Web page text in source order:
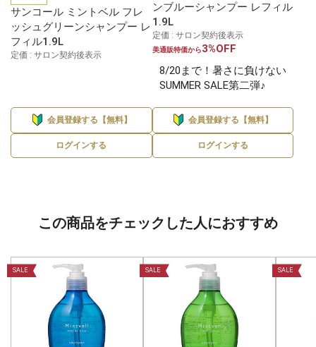
サンコール ミントベル フレ
ッシュグリーンシャンプー レ
フィル1.9L
定価 : サロン契約後表示
会員登録する【無料】
ログインする
ンブルーシャンプー レフィル
1.9L
定価 : サロン契約後表示
美通販特価から3%OFF
8/20まで！暑さに負けない
SUMMER SALE第二弾♪
会員登録する【無料】
ログインする
この商品をチェックした人におすすめ
SALE SALE SALE